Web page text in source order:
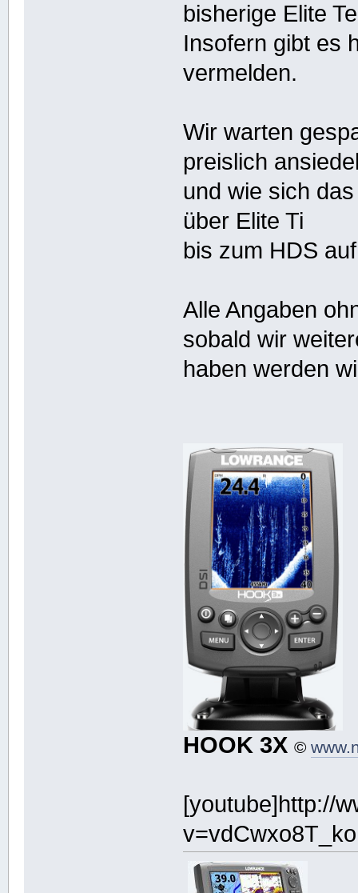
bisherige Elite
Insofern gibt es
vermelden.
Wir warten
preislich
und wie sich
über Elite Ti
bis zum HDS
Alle Angaben
sobald wir
haben werden
HOOK 3X ©
[youtube]http://